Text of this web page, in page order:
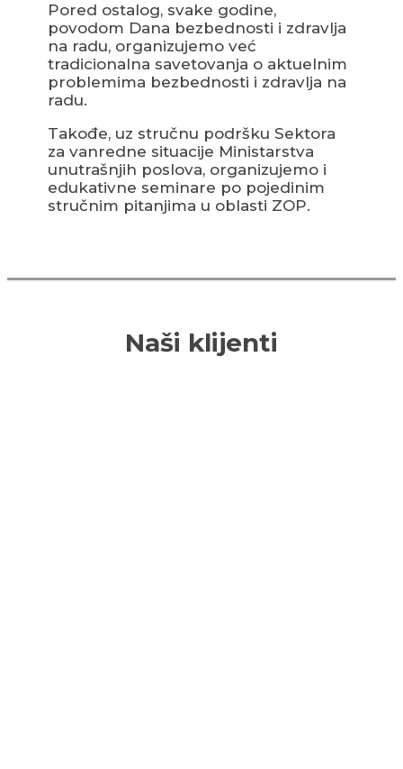
Pored ostalog, svake godine,
povodom Dana bezbednosti i zdravlja
na radu, organizujemo već
tradicionalna savetovanja o aktuelnim
problemima bezbednosti i zdravlja na
radu.
Takođe, uz stručnu podršku Sektora
za vanredne situacije Ministarstva
unutrašnjih poslova, organizujemo i
edukativne seminare po pojedinim
stručnim pitanjima u oblasti ZOP.
Naši klijenti